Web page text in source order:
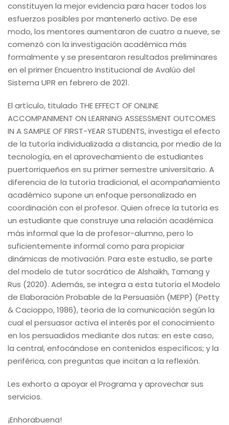
constituyen la mejor evidencia para hacer todos los
esfuerzos posibles por mantenerlo activo. De ese
modo, los mentores aumentaron de cuatro a nueve, se
comenzó con la investigación académica más
formalmente y se presentaron resultados preliminares
en el primer Encuentro Institucional de Avalúo del
Sistema UPR en febrero de 2021.
El artículo, titulado THE EFFECT OF ONLINE
ACCOMPANIMENT ON LEARNING ASSESSMENT OUTCOMES
IN A SAMPLE OF FIRST-YEAR STUDENTS, investiga el efecto
de la tutoría individualizada a distancia, por medio de la
tecnología, en el aprovechamiento de estudiantes
puertorriqueños en su primer semestre universitario. A
diferencia de la tutoría tradicional, el acompañamiento
académico supone un enfoque personalizado en
coordinación con el profesor. Quien ofrece la tutoría es
un estudiante que construye una relación académica
más informal que la de profesor-alumno, pero lo
suficientemente informal como para propiciar
dinámicas de motivación. Para este estudio, se parte
del modelo de tutor socrático de Alshaikh, Tamang y
Rus (2020). Además, se integra a esta tutoría el Modelo
de Elaboración Probable de la Persuasión (MEPP) (Petty
& Cacioppo, 1986), teoría de la comunicación según la
cual el persuasor activa el interés por el conocimiento
en los persuadidos mediante dos rutas: en este caso,
la central, enfocándose en contenidos específicos; y la
periférica, con preguntas que incitan a la reflexión.
Les exhorto a apoyar el Programa y aprovechar sus
servicios.
¡Enhorabuena!